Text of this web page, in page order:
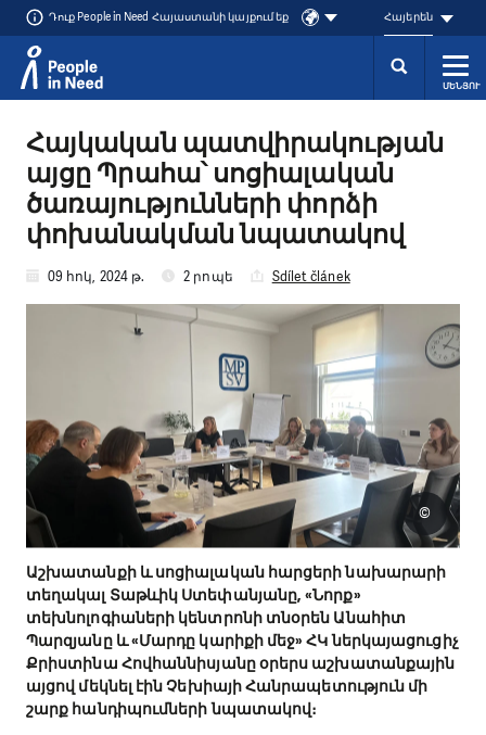
Դուք People in Need Հայաստանի կայքում եք Հայերեն
ՄԵՆՅՈՒ
Հայկական պատվիրակության
այցը Պրահա՝ սոցիալական
ծառայությունների փորձի
փոխանակման նպատակով
09 հոկ, 2024 թ. 2 րոպե Sdílet článek
Աշխատանքի և սոցիալական հարցերի նախարարի
տեղակալ Տաթևիկ Ստեփանյանը, «Նորք»
տեխնոլոգիաների կենտրոնի տնօրեն Անահիտ
Պարզյանը և «Մարդը կարիքի մեջ» ՀԿ ներկայացուցիչ
Քրիստինա Հովհաննիսյանը օրերս աշխատանքային
այցով մեկնել էին Չեխիայի Հանրապետություն մի
շարք հանդիպումների նպատակով։
©